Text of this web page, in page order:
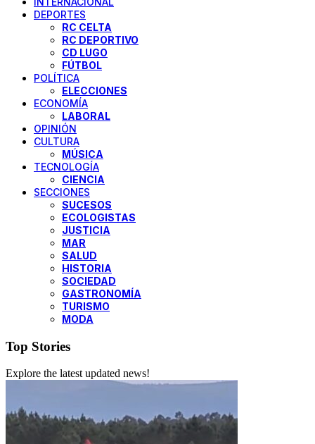
DEPORTES
RC CELTA
RC DEPORTIVO
CD LUGO
FÚTBOL
POLÍTICA
ELECCIONES
ECONOMÍA
LABORAL
OPINIÓN
CULTURA
MÚSICA
TECNOLOGÍA
CIENCIA
SECCIONES
SUCESOS
ECOLOGISTAS
JUSTICIA
MAR
SALUD
HISTORIA
SOCIEDAD
GASTRONOMÍA
TURISMO
MODA
Top Stories
Explore the latest updated news!